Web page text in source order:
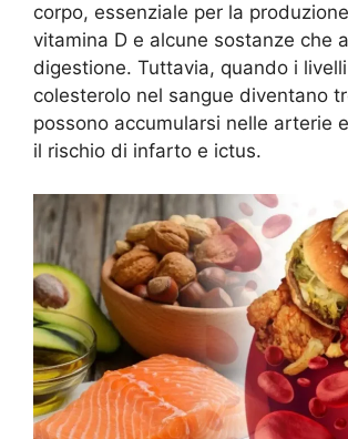
corpo, essenziale per la
vitamina D e alcune sostanze che
digestione. Tuttavia, quando i
colesterolo nel sangue diventano
possono accumularsi nelle arterie
il rischio di infarto e ictus.